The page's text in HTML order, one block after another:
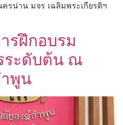
รน่าน มจร เฉลิมพระเกียรติฯ
รฝึกอบรม
ระดับต้น ณ
พูน